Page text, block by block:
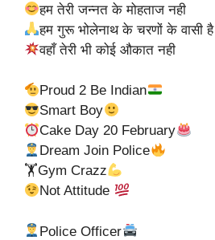
हम तेरी जन्नत के मोहताज नही
हम गुरू भोलेनाथ के चरणों के वासी है
वहाँ तेरी भी कोई औकात नही
Proud 2 Be Indian
Smart Boy
Cake Day 20 February
Dream Join Police
🏋Gym Crazz
Not Attitude
Police Officer